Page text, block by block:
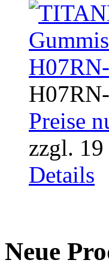
Preise
zzgl.
Details
Neue